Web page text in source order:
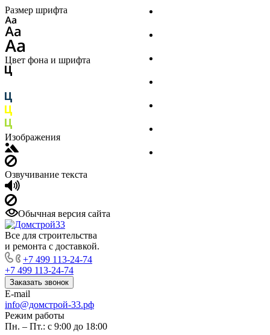
Размер шрифта
Цвет фона и шрифта
Изображения
Озвучивание текста
Обычная версия сайта
Все для строительства
и ремонта с доставкой.
+7 499 113-24-74
+7 499 113-24-74
Заказать звонок
E-mail
info@домстрой-33.рф
Режим работы
Пн. – Пт.: с 9:00 до 18:00